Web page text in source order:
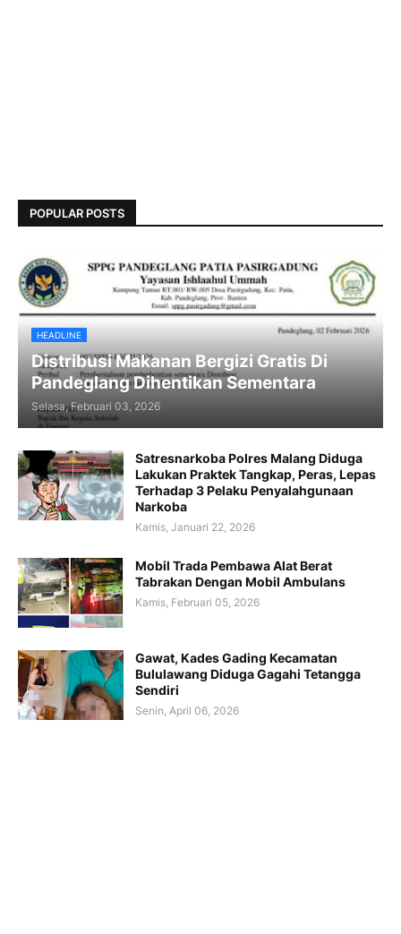
POPULAR POSTS
HEADLINE
Distribusi Makanan Bergizi Gratis Di
Pandeglang Dihentikan Sementara
Selasa, Februari 03, 2026
Satresnarkoba Polres Malang Diduga
Lakukan Praktek Tangkap, Peras, Lepas
Terhadap 3 Pelaku Penyalahgunaan
Narkoba
Kamis, Januari 22, 2026
Mobil Trada Pembawa Alat Berat
Tabrakan Dengan Mobil Ambulans
Kamis, Februari 05, 2026
Gawat, Kades Gading Kecamatan
Bululawang Diduga Gagahi Tetangga
Sendiri
Senin, April 06, 2026